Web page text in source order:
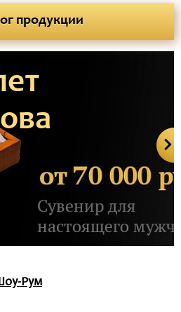
продукции
Рум